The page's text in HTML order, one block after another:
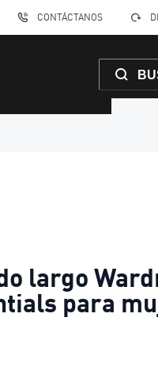
CONTÁCTANOS
largo
para